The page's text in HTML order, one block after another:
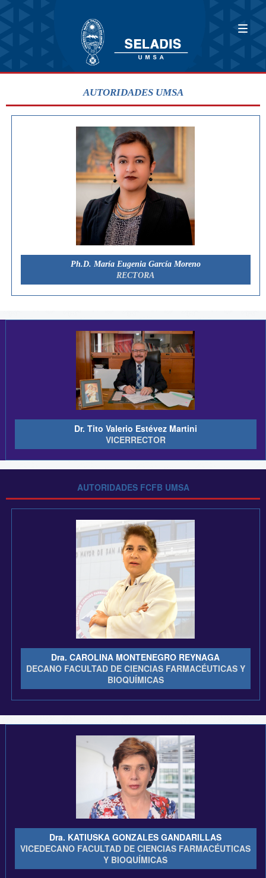
AUTORIDADES UMSA
Ph.D. María Eugenia García Moreno
RECTORA
Dr. Tito Valerio Estévez Martini
VICERRECTOR
AUTORIDADES FCFB UMSA
Dra. CAROLINA MONTENEGRO REYNAGA
DECANO FACULTAD DE CIENCIAS FARMACÉUTICAS Y
BIOQUÍMICAS
Dra. KATIUSKA GONZALES GANDARILLAS
VICEDECANO FACULTAD DE CIENCIAS FARMACÉUTICAS
Y BIOQUÍMICAS